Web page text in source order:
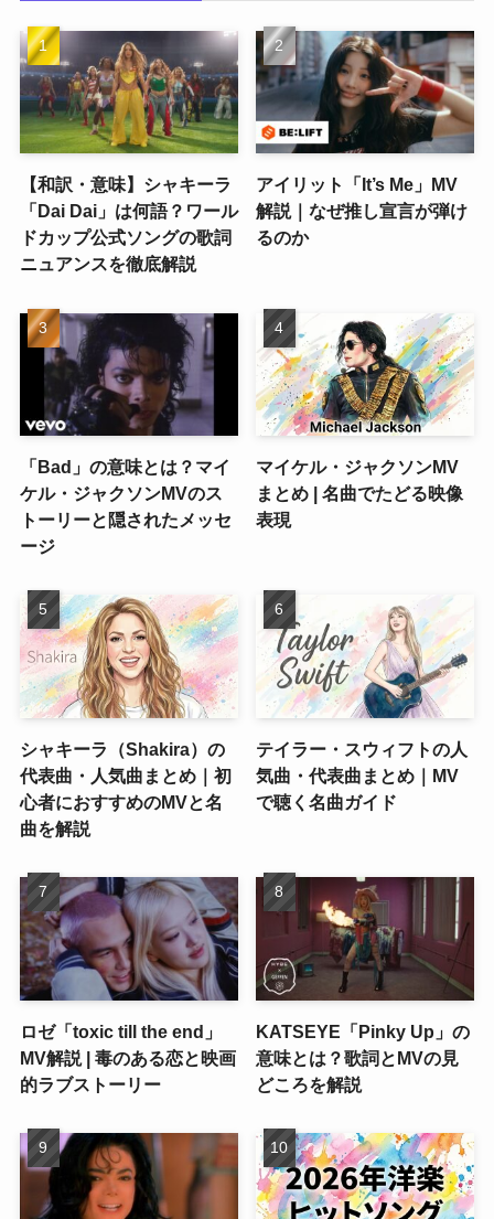
【和訳・意味】シャキーラ
「Dai Dai」は何語？ワール
ドカップ公式ソングの歌詞
ニュアンスを徹底解説
アイリット「It’s Me」MV
解説｜なぜ推し宣言が弾け
るのか
「Bad」の意味とは？マイ
ケル・ジャクソンMVのス
トーリーと隠されたメッセ
ージ
マイケル・ジャクソンMV
まとめ | 名曲でたどる映像
表現
シャキーラ（Shakira）の
代表曲・人気曲まとめ｜初
心者におすすめのMVと名
曲を解説
テイラー・スウィフトの人
気曲・代表曲まとめ｜MV
で聴く名曲ガイド
ロゼ「toxic till the end」
MV解説 | 毒のある恋と映画
的ラブストーリー
KATSEYE「Pinky Up」の
意味とは？歌詞とMVの見
どころを解説